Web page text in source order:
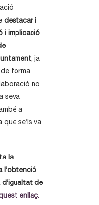
destacar i
i implicació
, ja
forma
no
seva
a
que se’ls va
la
l’obtenció
de
enllaç.